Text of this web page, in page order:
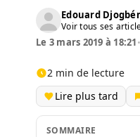
Edouard
Voir tous ses
Le 3 mars 2019 à 18:21•
2 min de lecture
Lire plus tard
SOMMAIRE